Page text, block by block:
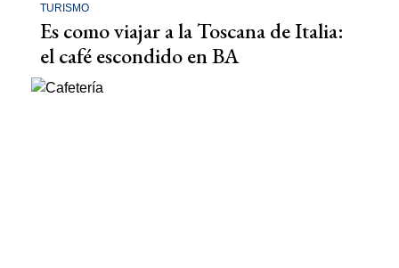
TURISMO
Es como viajar a la Toscana de Italia:
el café escondido en BA